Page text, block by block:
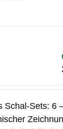
Schal-Sets: 6